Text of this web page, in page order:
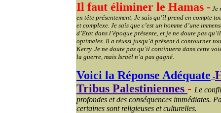
Il faut éliminer le Hamas - Je
en tête présentement. Je sais qu’il prend en compte
et complexe. Je sais que c’est un homme d’une
d’Etat dans l’époque présente, et je ne doute pas
optimales. Il a réussi jusqu’à présent à contourner
Kerry. Je ne doute pas qu’il continuera dans cette
la guerre, mais Israël n’a pas gagné.
Voici la Réponse Adéquate -
Tribus Palestiniennes - Le
profondes et des conséquences immédiates.
certaines sont religieuses et culturelles.